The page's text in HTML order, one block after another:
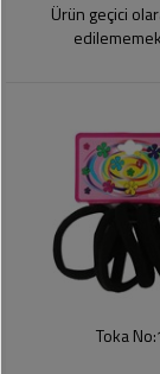
Ürün geçici
Toka